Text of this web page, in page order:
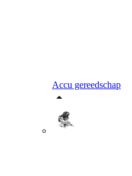
Accu gereedschap